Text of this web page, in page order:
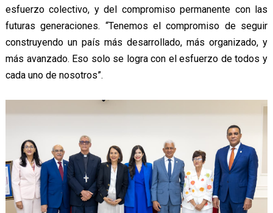
esfuerzo colectivo, y del compromiso permanente con las
futuras generaciones. “Tenemos el compromiso de seguir
construyendo un país más desarrollado, más organizado, y
más avanzado. Eso solo se logra con el esfuerzo de todos y
cada uno de nosotros”.